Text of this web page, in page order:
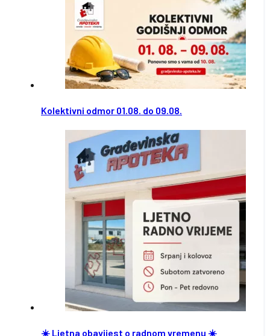
Kolektivni odmor 01.08. do 09.08.
☀️ Ljetna obavijest o radnom vremenu ☀️